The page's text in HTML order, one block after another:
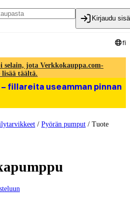
Kirjaudu
fi
selain, jota Verkkokauppa.com-
lisää täältä.
fillareita useamman pinnan
/ Pyörän pumput / Tuote